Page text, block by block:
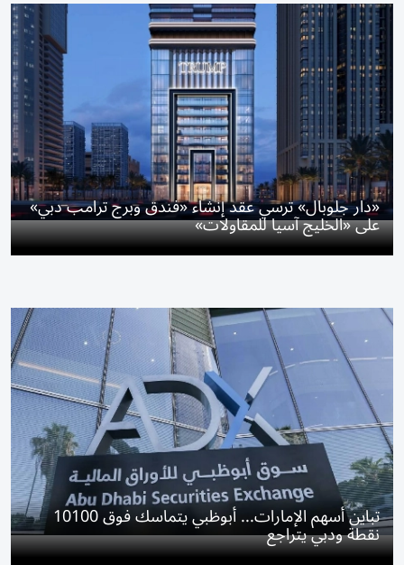
«دار جلوبال» ترسي عقد إنشاء «فندق وبرج ترامب دبي»
على «الخليج آسيا للمقاولات»
تباين أسهم الإمارات... أبوظبي يتماسك فوق 10100
نقطة ودبي يتراجع